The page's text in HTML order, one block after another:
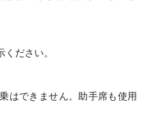
ださい。
はできません。助手席も使用